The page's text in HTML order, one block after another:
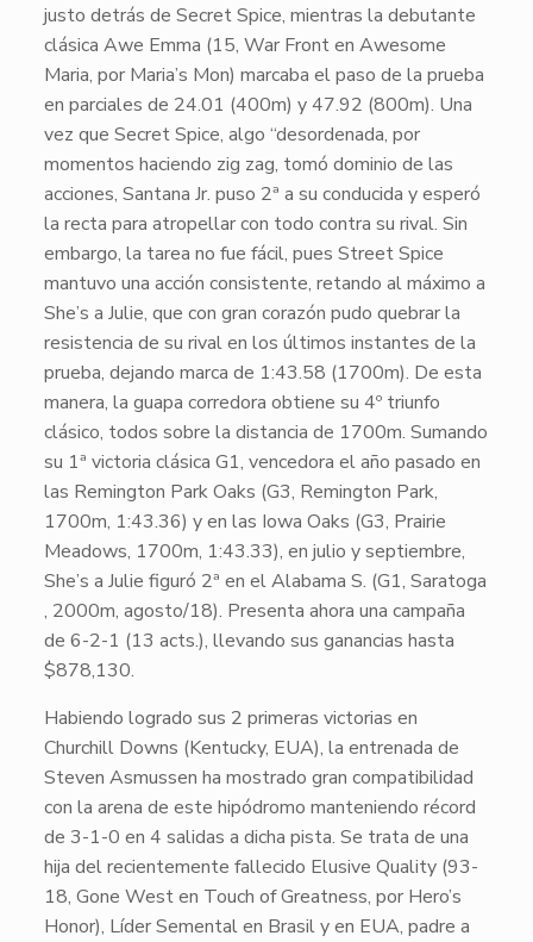
justo detrás de Secret Spice, mientras la debutante
clásica Awe Emma (15, War Front en Awesome
Maria, por Maria’s Mon) marcaba el paso de la prueba
en parciales de 24.01 (400m) y47.92 (800m). Una
vez que Secret Spice, algo “desordenada, por
momentos haciendo zig zag, tomó dominio de las
acciones, Santana Jr. puso 2ª a su conducida y esperó
la recta para atropellar con todo contra su rival. Sin
embargo, la tarea no fue fácil, pues Street Spice
mantuvo una acción consistente, retando al máximo a
She’s a Julie, que con gran corazón pudo quebrar la
resistencia de su rival en los últimos instantes de la
prueba, dejando marca de 1:43.58 (1700m). De esta
manera, la guapa corredora obtiene su 4º triunfo
clásico, todos sobre la distancia de 1700m. Sumando
su 1ª victoria clásica G1, vencedora el año pasado en
las Remington Park Oaks (G3, Remington Park,
1700m, 1:43.36) y en las Iowa Oaks (G3, Prairie
Meadows, 1700m, 1:43.33), en julio y septiembre,
She’s a Julie figuró 2ª en el Alabama S. (G1, Saratoga
, 2000m, agosto/18). Presenta ahora una campaña
de 6-2-1 (13 acts.), llevando sus ganancias hasta
$878,130.
Habiendo logrado sus 2 primeras victorias en
Churchill Downs (Kentucky, EUA), la entrenada de
Steven Asmussen ha mostrado gran compatibilidad
con la arena de este hipódromo manteniendo récord
de 3-1-0 en 4 salidas a dicha pista. Se trata de una
hija del recientemente fallecido Elusive Quality(93-
18, Gone West en Touch of Greatness, por Hero’s
Honor), Líder Semental en Brasil y en EUA, padre a